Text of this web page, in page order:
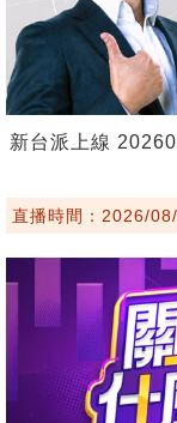
新台派上線
直播時間：2026/